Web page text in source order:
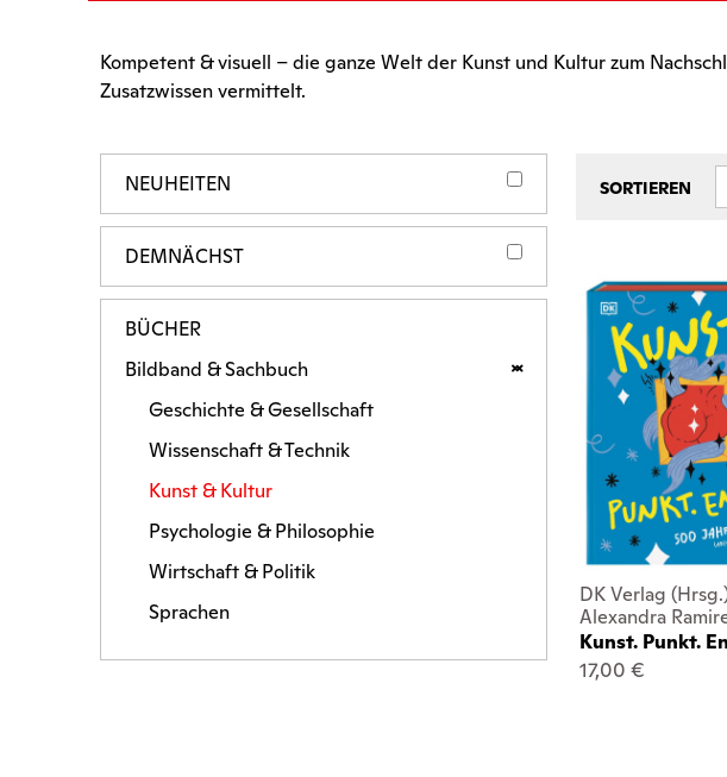
Kompetent & visuell – die ganze Welt der Kunst und Kultur zum
Zusatzwissen vermittelt.
NEUHEITEN
DEMNÄCHST
BÜCHER
Bildband & Sachbuch
Geschichte & Gesellschaft
Wissenschaft & Technik
Kunst & Kultur
Psychologie & Philosophie
Wirtschaft & Politik
Sprachen
SORTIEREN
DK Verlag
Alexandra
Kunst. Punkt.
17,00 €